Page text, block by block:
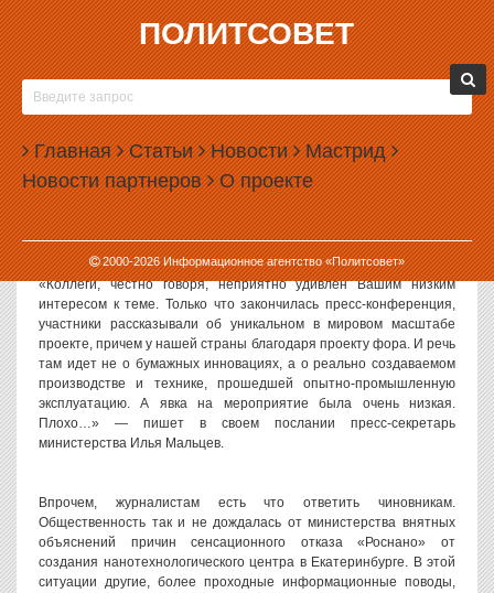
ПОЛИТСОВЕТ
Главная Статьи Новости Мастрид
Новости партнеров О проекте
2000-2026Информационное агентство «Политсовет»
07.10.2011, 15:04
СВЕРДЛОВСКИЙ МИНПРОМ ОБИДЕЛСЯ НА
ЖУРНАЛИСТОВ
Пресс-служба министерства промышленности и науки
Свердловской области разослала сегодня журналистам гневное
письмо, в котором обвинила их в отсутствии интереса к
мероприятиям, проводимым ведомством.
«Коллеги, честно говоря, неприятно удивлен Вашим низким
интересом к теме. Только что закончилась пресс-конференция,
участники рассказывали об уникальном в мировом масштабе
проекте, причем у нашей страны благодаря проекту фора. И речь
там идет не о бумажных инновациях, а о реально создаваемом
производстве и технике, прошедшей опытно-промышленную
эксплуатацию. А явка на мероприятие была очень низкая.
Плохо…» — пишет в своем послании пресс-секретарь
министерства Илья Мальцев.
Впрочем, журналистам есть что ответить чиновникам.
Общественность так и не дождалась от министерства внятных
объяснений причин сенсационного отказа «Роснано» от
создания нанотехнологического центра в Екатеринбурге. В этой
ситуации другие, более проходные информационные поводы,